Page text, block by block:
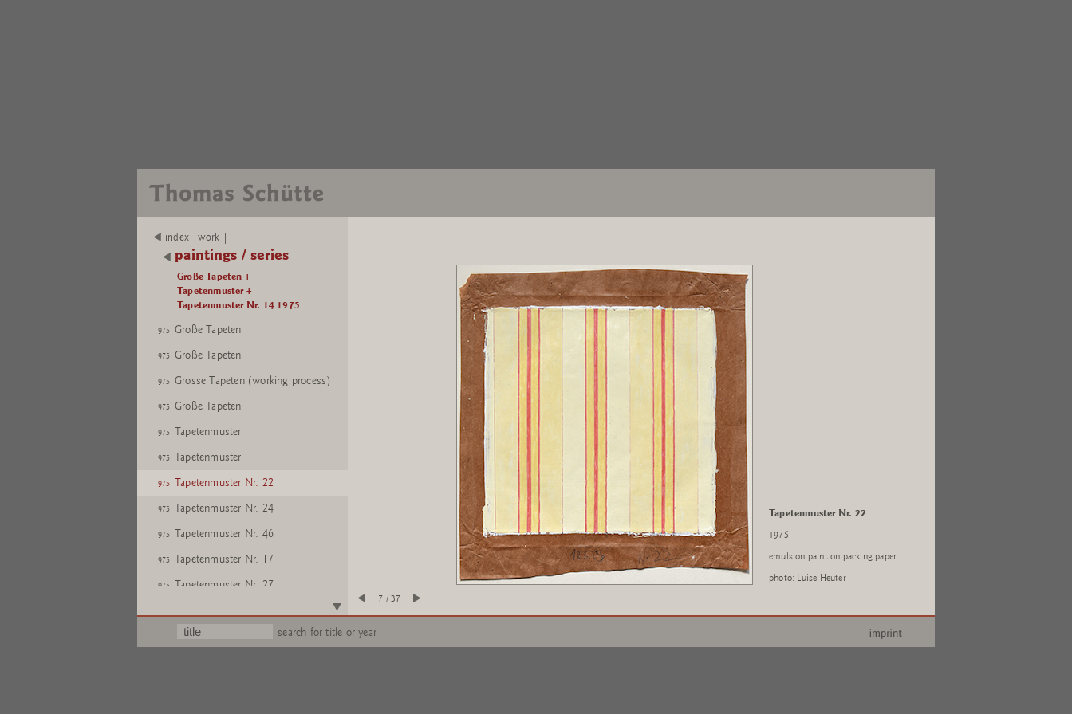
index |work |
paintings / series
Große Tapeten +
Tapetenmuster +
Tapetenmuster Nr. 14 1975
1975 Große Tapeten
1975 Große Tapeten
1975 Grosse Tapeten (working process)
1975 Große Tapeten
1975 Tapetenmuster
1975 Tapetenmuster
1975 Tapetenmuster Nr. 22
1975 Tapetenmuster Nr. 24
1975 Tapetenmuster Nr. 46
1975 Tapetenmuster Nr. 17
1975 Tapetenmuster Nr. 27
Tapetenmuster Nr. 28
Tapetenmuster Nr. 22
1975
emulsion paint on packing paper
photo: Luise Heuter
7 / 37
search for title or year